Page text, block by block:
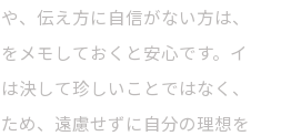
、伝え方に自信がない方は、
メモしておくと安心です。イ
決して珍しいことではなく、
め、遠慮せずに自分の理想を